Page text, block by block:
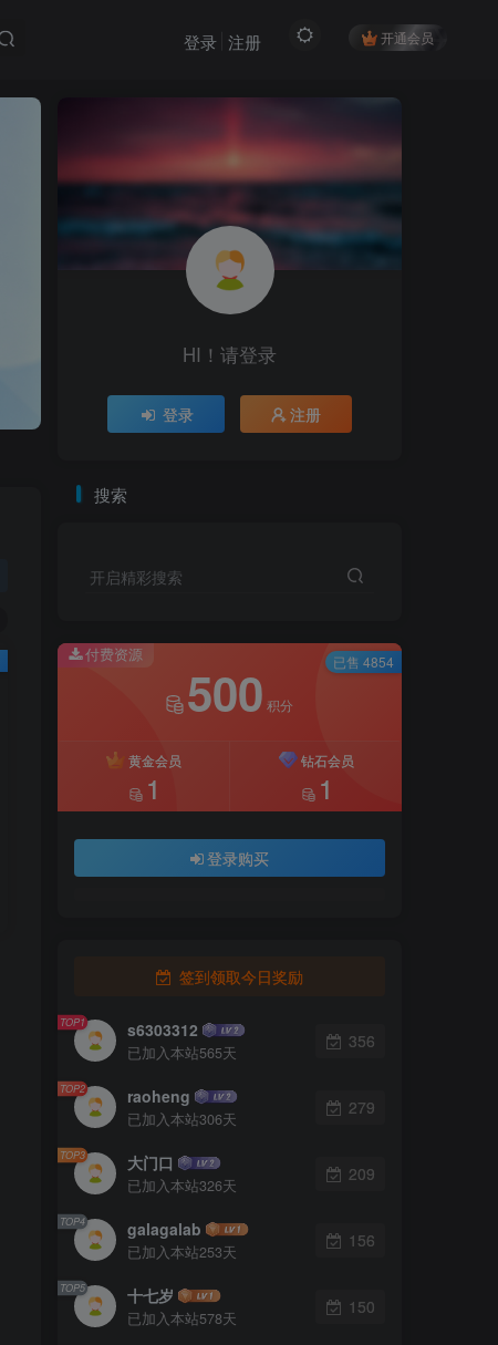
开通会员
登录 注册
HI！请登录
登录 注册
搜索
开启精彩搜索
付费资源
500 积分
黄金会员
1
钻石会员
1
登录购买
已售 4854
签到领取今日奖励
TOP1 s6303312
已加入本站565天
356
TOP2 raoheng
已加入本站306天
279
TOP3 大门口
已加入本站326天
209
TOP4 galagalab
已加入本站253天
156
TOP5 十七岁
已加入本站578天
150